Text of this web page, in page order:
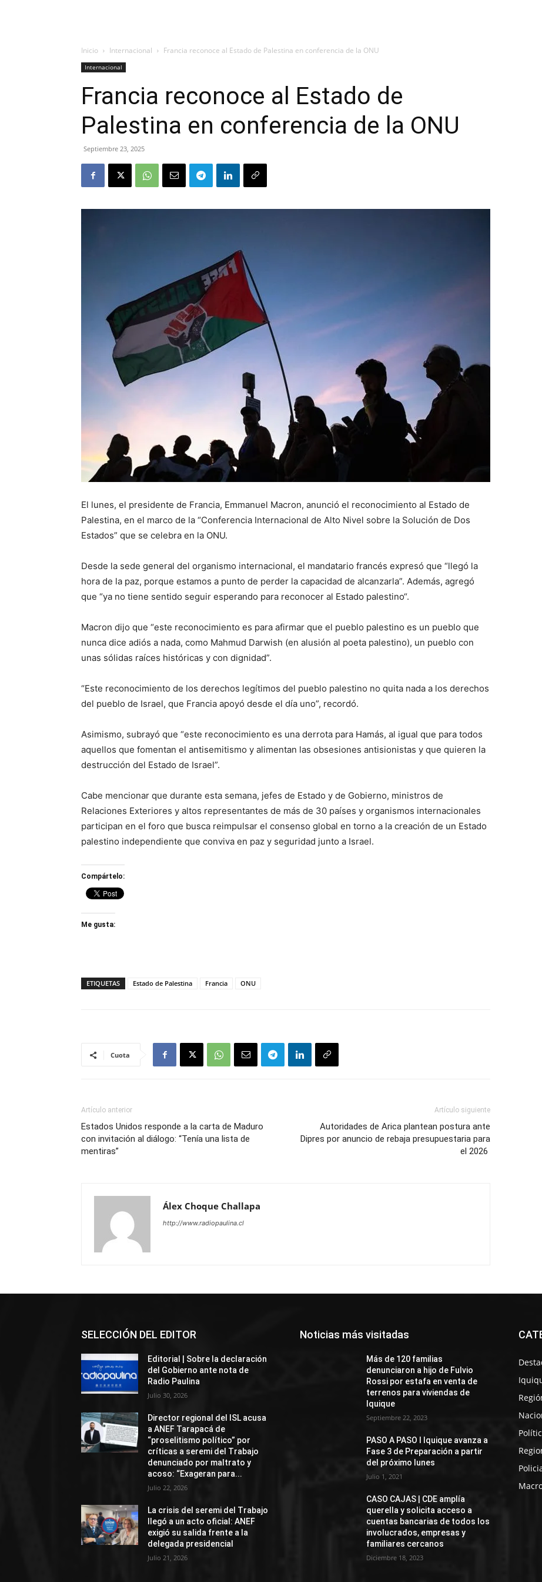
Inicio Internacional Francia reconoce al Estado de Palestina en conferencia de la ONU
Internacional
Francia reconoce al Estado de
Palestina en conferencia de la ONU
Septiembre 23, 2025
El lunes, el presidente de Francia, Emmanuel Macron, anunció el reconocimiento al Estado de
Palestina, en el marco de la “Conferencia Internacional de Alto Nivel sobre la Solución de Dos
Estados” que se celebra en la ONU.
Desde la sede general del organismo internacional, el mandatario francés expresó que “llegó la
hora de la paz, porque estamos a punto de perder la capacidad de alcanzarla”. Además, agregó
que “ya no tiene sentido seguir esperando para reconocer al Estado palestino“.
Macron dijo que “este reconocimiento es para afirmar que el pueblo palestino es un pueblo que
nunca dice adiós a nada, como Mahmud Darwish (en alusión al poeta palestino), un pueblo con
unas sólidas raíces históricas y con dignidad”.
“Este reconocimiento de los derechos legítimos del pueblo palestino no quita nada a los derechos
del pueblo de Israel, que Francia apoyó desde el día uno”, recordó.
Asimismo, subrayó que “este reconocimiento es una derrota para Hamás, al igual que para todos
aquellos que fomentan el antisemitismo y alimentan las obsesiones antisionistas y que quieren la
destrucción del Estado de Israel”.
Cabe mencionar que durante esta semana, jefes de Estado y de Gobierno, ministros de
Relaciones Exteriores y altos representantes de más de 30 países y organismos internacionales
participan en el foro que busca reimpulsar el consenso global en torno a la creación de un Estado
palestino independiente que conviva en paz y seguridad junto a Israel.
Compártelo:
Me gusta:
ETIQUETAS Estado de Palestina Francia ONU
Cuota
Artículo anterior
Estados Unidos responde a la carta de Maduro
con invitación al diálogo: “Tenía una lista de
mentiras”
Artículo siguiente
Autoridades de Arica plantean postura ante
Dipres por anuncio de rebaja presupuestaria para
el 2026
Álex Choque Challapa
http://www.radiopaulina.cl
SELECCIÓN DEL EDITOR
Editorial | Sobre la declaración
del Gobierno ante nota de
Radio Paulina
Julio 30, 2026
Director regional del ISL acusa
a ANEF Tarapacá de
“proselitismo político” por
críticas a seremi del Trabajo
denunciado por maltrato y
acoso: “Exageran para...
Julio 22, 2026
La crisis del seremi del Trabajo
llegó a un acto oficial: ANEF
exigió su salida frente a la
delegada presidencial
Julio 21, 2026
Noticias más visitadas
Más de 120 familias
denunciaron a hijo de Fulvio
Rossi por estafa en venta de
terrenos para viviendas de
Iquique
Septiembre 22, 2023
PASO A PASO I Iquique avanza a
Fase 3 de Preparación a partir
del próximo lunes
Julio 1, 2021
CASO CAJAS | CDE amplía
querella y solicita acceso a
cuentas bancarias de todos los
involucrados, empresas y
familiares cercanos
Diciembre 18, 2023